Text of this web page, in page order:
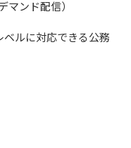
マンド配信）
ルに対応できる公務